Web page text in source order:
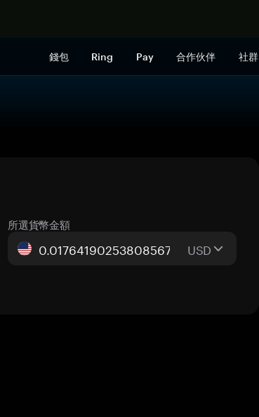
錢包 Ring Pay 合作伙伴 社群
所選貨幣金額
USD